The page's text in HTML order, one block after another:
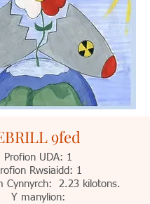
9fed
Profion UDA: 1
Rwsiaidd: 1
Cynnyrch: 2.23 kilotons.
Y manylion: